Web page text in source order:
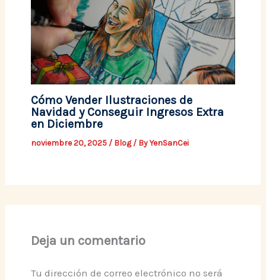
Cómo Vender Ilustraciones de
Navidad y Conseguir Ingresos Extra
en Diciembre
noviembre 20, 2025 / Blog/ ByYenSanCei
Deja un comentario
Tu dirección de correo electrónico no será